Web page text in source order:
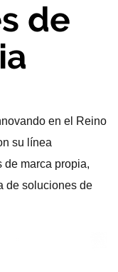
de
en el Reino
su línea
de marca propia,
de soluciones de